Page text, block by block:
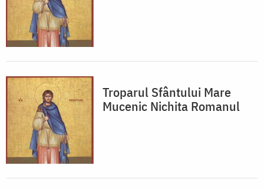
Troparul Sfântului Mare
Mucenic Nichita Romanul